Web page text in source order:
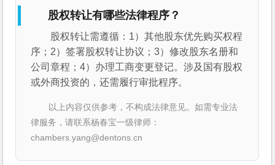
股权转让有哪些法律程序？
股权转让需遵循：1）其他股东优先购买权程
序；2）签署股权转让协议；3）修改股东名册和
公司章程；4）办理工商变更登记。涉及国有股权
或外商投资的，还需履行审批程序。
以上内容仅供参考，不构成法律意见。如需专业法
律服务，请联系杨春宝一级律师：
chambers.yang@dentons.cn